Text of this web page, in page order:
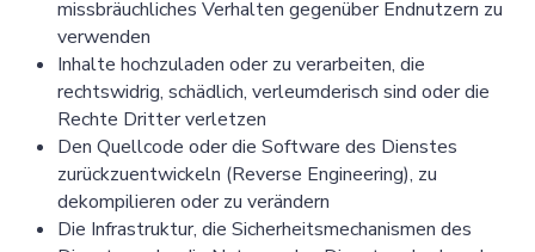
missbräuchliches Verhalten gegenüber Endnutzern zu
verwenden
Inhalte hochzuladen oder zu verarbeiten, die
rechtswidrig, schädlich, verleumderisch sind oder die
Rechte Dritter verletzen
Den Quellcode oder die Software des Dienstes
zurückzuentwickeln (Reverse Engineering), zu
dekompilieren oder zu verändern
Die Infrastruktur, die Sicherheitsmechanismen des